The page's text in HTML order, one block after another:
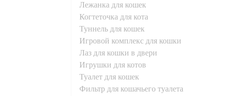
лежанка для кошек
когтеточка для кота
туннель для кошек
игровой комплекс для кошки
лаз для кошки в двери
игрушки для котов
туалет для кошек
фильтр для кошачьего туалета